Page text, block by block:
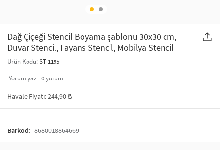
ŞAL VE FULAR
ODA KOKUSU VE MUM
Dağ Çiçeği Stencil Boyama şablonu 30x30 cm,
Duvar Stencil, Fayans Stencil, Mobilya Stencil
Ürün Kodu:ST-1195
Yorum yaz | 0yorum
Havale Fiyatı:244,90
Barkod: 8680018864669